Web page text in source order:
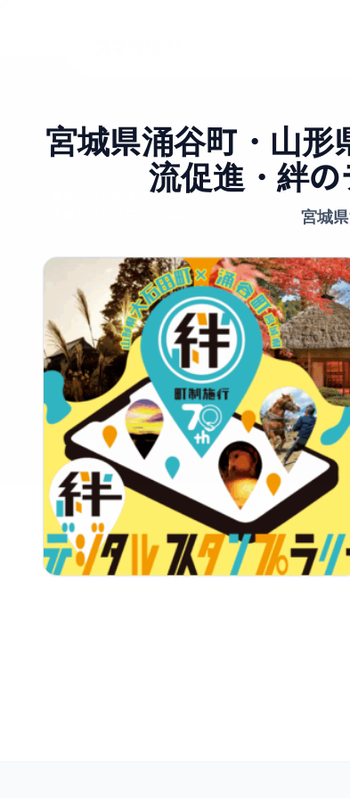
宮城県涌谷町・山
流促進・絆
宮城
集客から分析まで。
ログイン
QRコードは(株)デンソーウェーブの登録商標です
© 2026 Smapeta powerd by GreenSnap, Inc.